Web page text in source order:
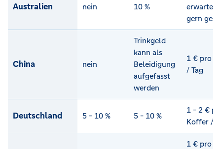
Australien nein 10 %
erwartet,
gern
China nein
Trinkgeld
kann als
Beleidigung
aufgefasst
werden
1 € pro
/ Tag
Deutschland 5 - 10 % 5 - 10 %
1 - 2 €
Koffer /
1 € pro